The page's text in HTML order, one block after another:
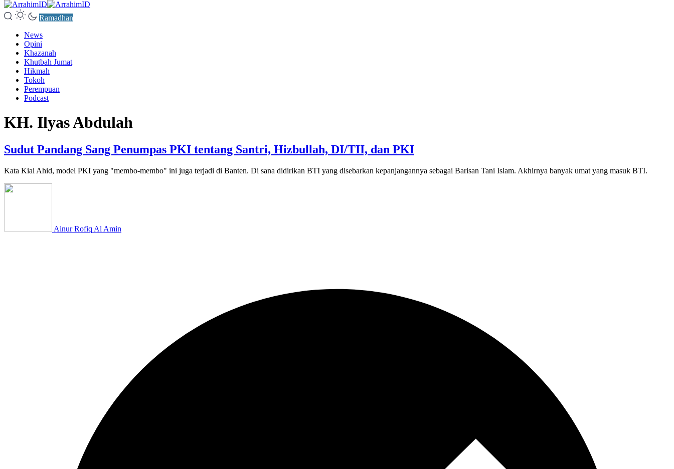
Ramadhan
News
Opini
Khazanah
Khutbah Jumat
Hikmah
Tokoh
Perempuan
Podcast
KH. Ilyas Abdulah
Sudut Pandang Sang Penumpas PKI tentang Santri, Hizbullah, DI/TII, dan PKI
Kata Kiai Ahid, model PKI yang "membo-membo" ini juga terjadi di Banten. Di sana didirikan BTI yang disebarkan kepanjangannya sebagai Barisan Tani Islam. Akhirnya banyak umat yang masuk BTI.
Ainur Rofiq Al Amin